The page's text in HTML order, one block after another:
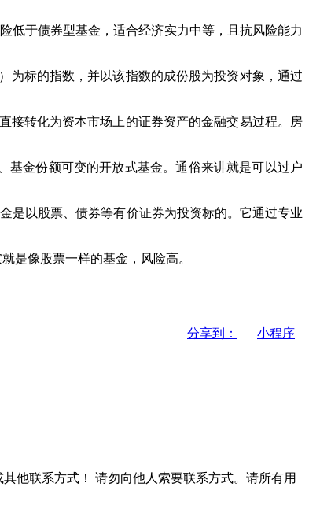
于债券型基金，适合经济实力中等，且抗风险能力
为标的指数，并以该指数的成份股为投资对象，通过
接转化为资本市场上的证券资产的金融交易过程。房
基金份额可变的开放式基金。通俗来讲就是可以过户
是以股票、债券等有价证券为投资标的。它通过专业
是像股票一样的基金，风险高。
分享到：
小程序
他联系方式！
请勿向他人索要联系方式。请所有用